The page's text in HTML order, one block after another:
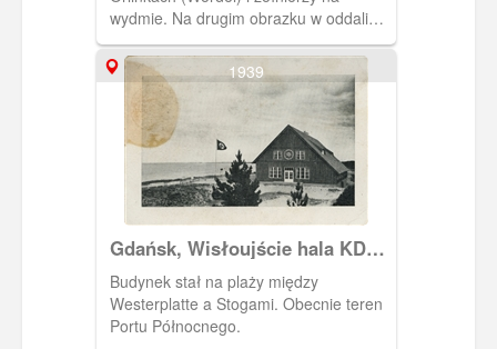
wydmie. Na drugim obrazku w oddali
morze.
1939
Gdańsk, Wisłoujście hala KDF,
Weichselmünde
Budynek stał na plaży między
Westerplatte a Stogami. Obecnie teren
Portu Północnego.